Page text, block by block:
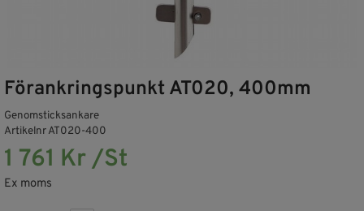
Förankringspunkt AT020, 400mm
Genomsticksankare
Artikelnr AT020-400
1 761 Kr /St
Ex moms